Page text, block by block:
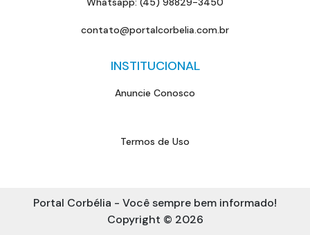
contato@portalcorbelia.com.br
INSTITUCIONAL
Anuncie Conosco
Termos de Uso
Portal Corbélia - Você sempre bem informado!
Copyright © 2026